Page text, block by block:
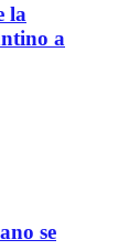
la
a
se